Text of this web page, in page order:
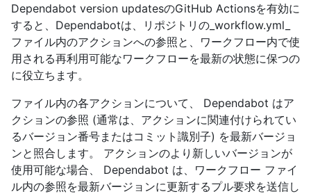
Dependabot version updatesのGitHub Actionsを有効に
すると、Dependabotは、リポジトリの_workflow.yml_
ファイル内のアクションへの参照と、ワークフロー内で使
用される再利用可能なワークフローを最新の状態に保つの
に役立ちます。
ファイル内の各アクションについて、 Dependabot はア
クションの参照 (通常は、アクションに関連付けられてい
るバージョン番号またはコミット識別子) を最新バージョ
ンと照合します。 アクションのより新しいバージョンが
使用可能な場合、 Dependabot は、ワークフロー ファイ
ル内の参照を最新バージョンに更新するプル要求を送信し